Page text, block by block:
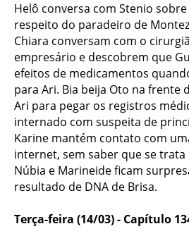
Helô conversa com Stenio
respeito do paradeiro de
Chiara conversam com o
empresário e descobrem que
efeitos de medicamentos
para Ari. Bia beija Oto na frente
Ari para pegar os registros
internado com suspeita de
Karine mantém contato com
internet, sem saber que se
Núbia e Marineide ficam
resultado de DNA de Brisa.
Terça-feira (14/03) - Capítulo